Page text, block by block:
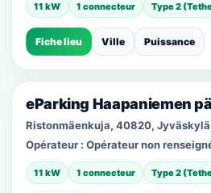
11 kW 1 connecteur Type 2
Fiche lieu Ville Puissance
eParking Haapaniemen
Ristonmäenkuja, 40820, Jyväskylä
Opérateur : Opérateur non
11 kW 1 connecteur Type 2